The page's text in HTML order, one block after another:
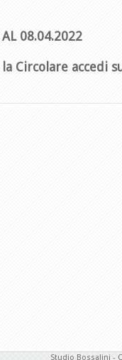
08.04.2022
Circolare accedi
Studio Bossalini -